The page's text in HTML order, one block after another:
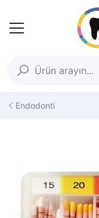
Endodonti